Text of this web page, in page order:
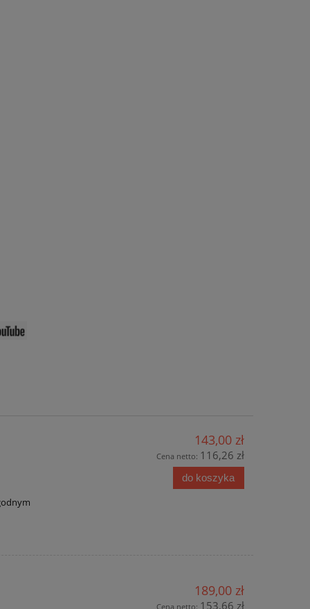
143,00 zł
Cena netto: 116,26 zł
do koszyka
189,00 zł
Cena netto: 153,66 zł